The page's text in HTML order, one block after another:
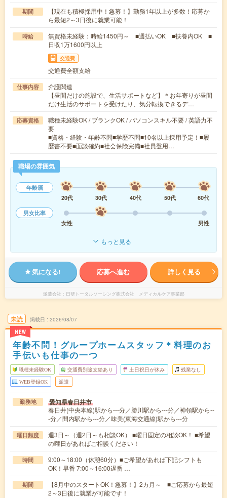
期間
【現在も積極採用中！急募！】勤務1年以上が多数！応募か
ら最短2～3日後に就業可能！
時給
無資格未経験：時給1450円～ ■週払いOK ■扶養内OK ■
日収1万1600円以上
交通費
交通費全額支給
仕事内容
介護関連
【昼間だけの施設で、生活サポートなど】＊お年寄りが昼間
だけ生活のサポートを受けたり、気分転換できるデ…
応募資格
職種未経験OK / ブランクOK / パソコンスキル不要 / 英語力不
要
■資格・経験・年齢不問■学歴不問■10名以上採用予定！■履
歴書不要■面談確約■社会保険完備■社員登用…
職場の雰囲気
年齢層
20代
30代 40代 50代
60代
男女比率
女性
男性
もっと見る
気になる! 応募へ進む 詳しく見る
派遣会社 日研トータルソーシング株式会社 メディカルケア事業部
未読
NEW
掲載日 2026/08/07
年齢不問！グループホームスタッフ＊料理のお
手伝いも仕事の一つ
職種未経験OK 交通費別途支給あり 土日祝日が休み 残業なし
WEB登録OK 派遣
勤務地 愛知県春日井市
春日井(中央本線)駅から---分／勝川駅から---分／神領駅から--
-分／間内駅から---分／味美(東海交通線)駅から---分
曜日頻度
週3日～（週2日～も相談OK） ■曜日固定の相談OK！ ■希望
の曜日があればご相談ください！
時間
9:00～18:00（休憩60分）■ご希望があれば下記シフトも
OK！早番 7:00～16:00遅番 …
期間
【8月中のスタートOK！急募！】2カ月～ ■ご応募から最短
2～3日後に就業が可能です！